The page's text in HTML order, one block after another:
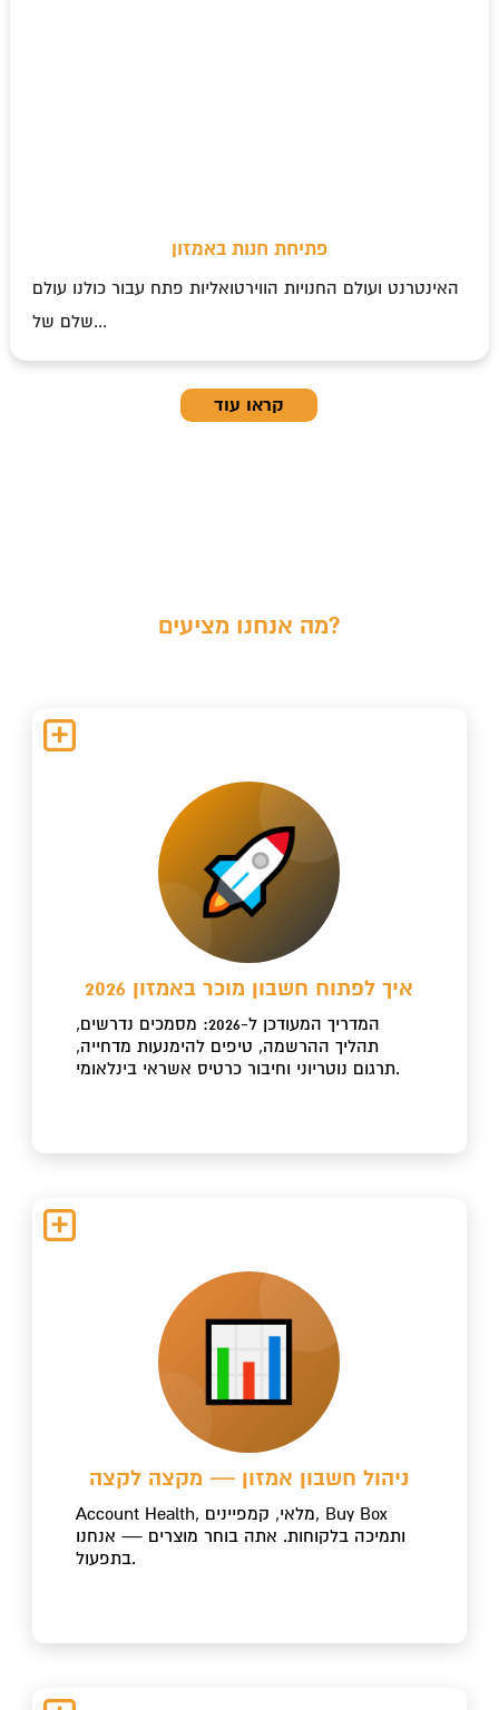
פתיחת חנות באמזון
האינטרנט ועולם החנויות הווירטואליות פתח עבור כולנו עולם
שלם של...
קראו עוד
מה אנחנו מציעים?
איך לפתוח חשבון מוכר באמזון 2026
המדריך המעודכן ל-2026: מסמכים נדרשים,
תהליך ההרשמה, טיפים להימנעות מדחייה,
תרגום נוטריוני וחיבור כרטיס אשראי בינלאומי.
ניהול חשבון אמזון — מקצה לקצה
Account Health, מלאי, קמפיינים, Buy Box
ותמיכה בלקוחות. אתה בוחר מוצרים — אנחנו
בתפעול.